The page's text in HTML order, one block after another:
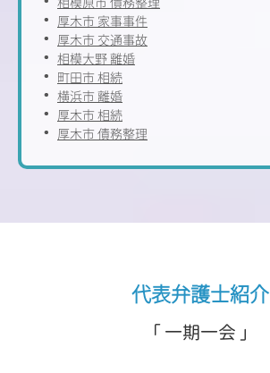
厚木市 家事事件
厚木市 交通事故
相模大野 離婚
町田市 相続
横浜市 離婚
厚木市 相続
厚木市 債務整理
代表弁護士紹介
「 一期一会 」